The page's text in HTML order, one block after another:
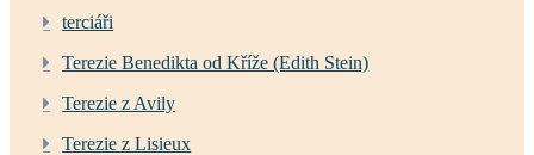
terciáři
Terezie Benedikta od Kříže (Edith Stein)
Terezie z Avily
Terezie z Lisieux